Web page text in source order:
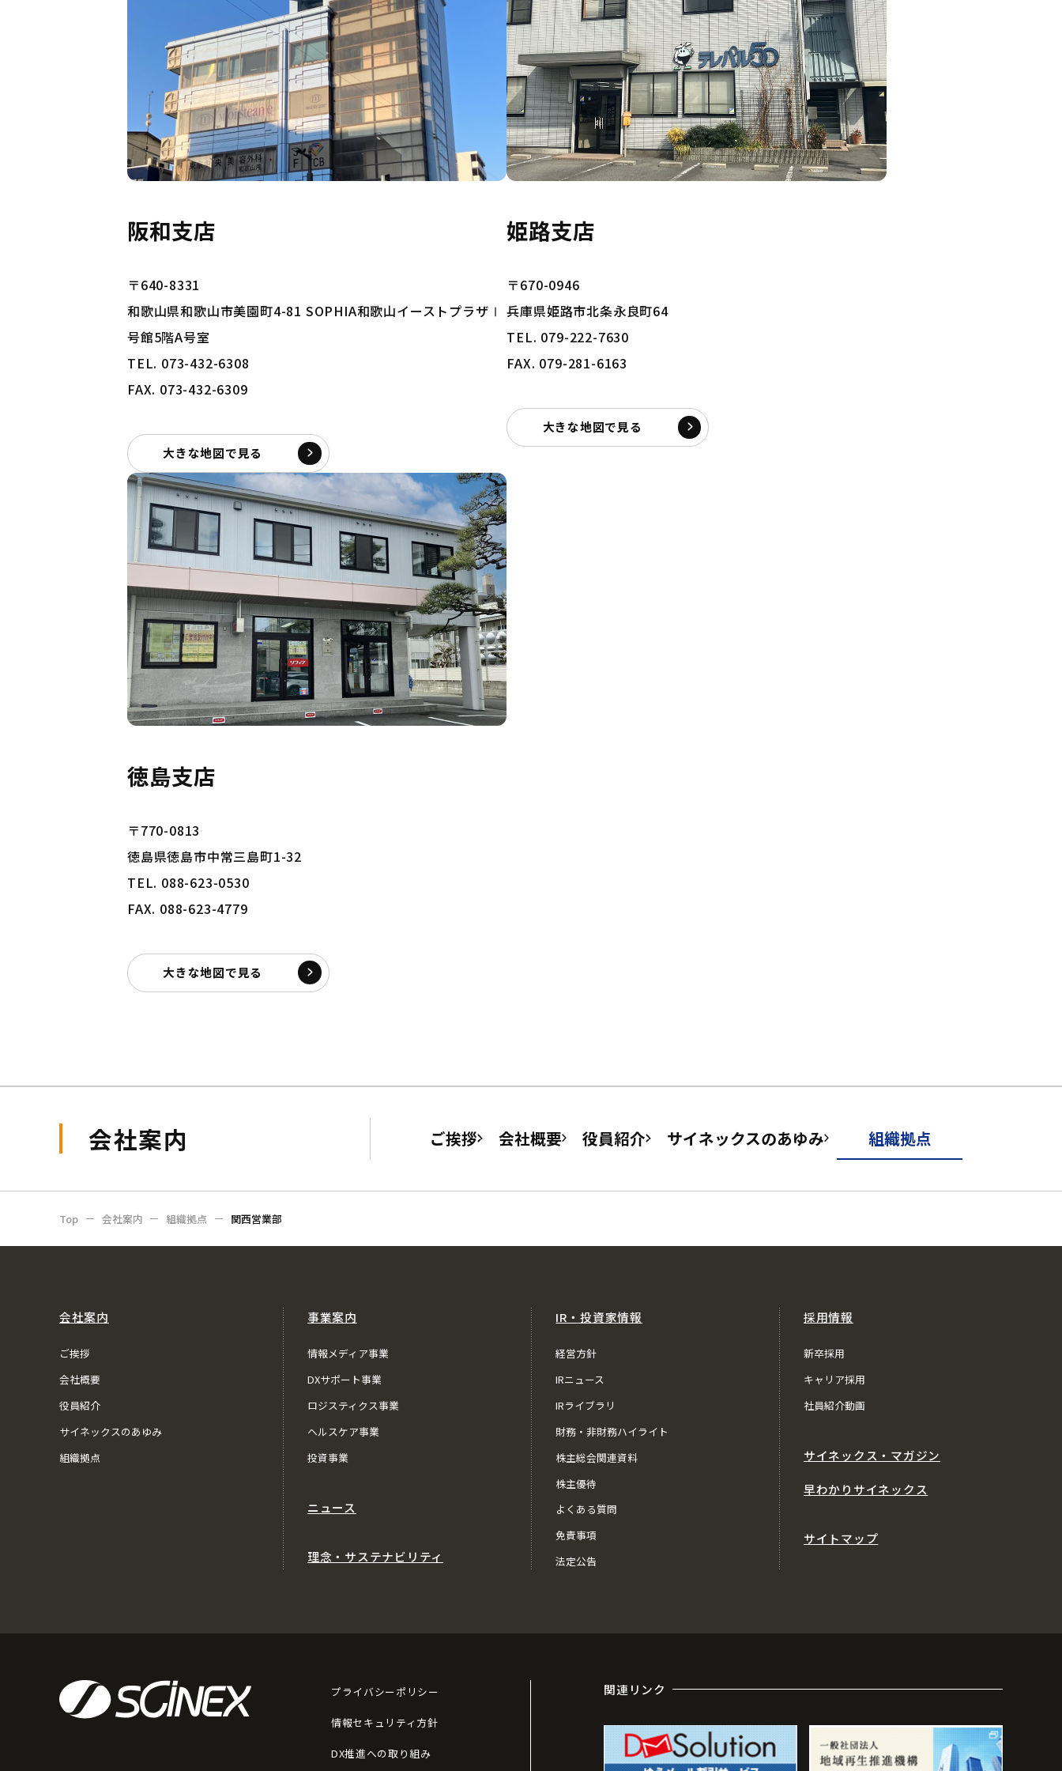
阪和支店
〒640-8331
和歌山県和歌山市美園町4-81 SOPHIA和歌山イーストプラザⅠ
号館5階A号室
TEL. 073-432-6308
FAX. 073-432-6309
大きな地図で見る
姫路支店
〒670-0946
兵庫県姫路市北条永良町64
TEL. 079-222-7630
FAX. 079-281-6163
大きな地図で見る
徳島支店
〒770-0813
徳島県徳島市中常三島町1-32
TEL. 088-623-0530
FAX. 088-623-4779
大きな地図で見る
会社案内 ご挨拶 会社概要 役員紹介 サイネックスのあゆみ 組織拠点
Top 会社案内 組織拠点 関西営業部
会社案内
ご挨拶
会社概要
役員紹介
サイネックスのあゆみ
組織拠点
事業案内
情報メディア事業
DXサポート事業
ロジスティクス事業
ヘルスケア事業
投資事業
ニュース
理念・サステナビリティ
IR・投資家情報
経営方針
IRニュース
IRライブラリ
財務・非財務ハイライト
株主総会関連資料
株主優待
よくある質問
免責事項
法定公告
採用情報
新卒採用
キャリア採用
社員紹介動画
サイネックス・マガジン
早わかりサイネックス
サイトマップ
プライバシーポリシー
情報セキュリティ方針
DX推進への取り組み
関連リンク